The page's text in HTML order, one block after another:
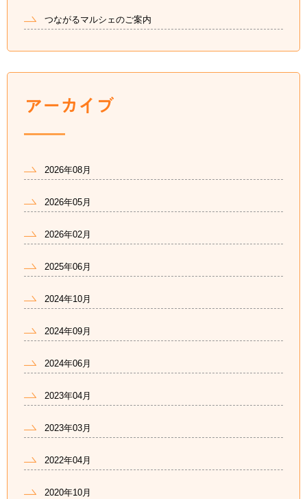
つながるマルシェのご案内
2026年08月
2026年05月
2026年02月
2025年06月
2024年10月
2024年09月
2024年06月
2023年04月
2023年03月
2022年04月
2020年10月